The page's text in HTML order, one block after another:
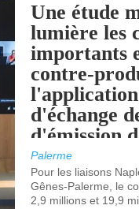
Une étude
lumière les
importants
contre-
d'échange
d'émission
(SEQE-UE)
maritimes
occidentale.
Palerme
Pour les liaisons
Gênes-Palerme, le
2,9 millions et 19,9